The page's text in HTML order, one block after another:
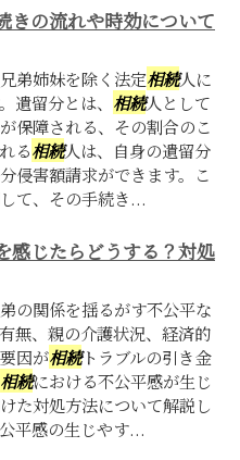
きの流れや時効について
弟姉妹を除く法定相続人に
遺留分とは、 相続人として
保障される、その割合のこ
る相続人は、自身の遺留分
侵害額請求ができます。こ
て、その手続き...
感じたらどうする？対処
の関係を揺るがす不公平な
無、親の介護状況、経済的
因が相続トラブルの引き金
相続における不公平感が生じ
た対処方法について解説し
平感の生じやす...